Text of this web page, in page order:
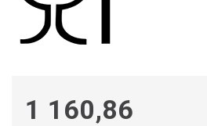
1 160,86